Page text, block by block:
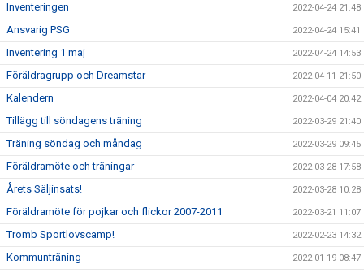
Inventeringen 2022-04-24 21:48
Ansvarig PSG 2022-04-24 15:41
Inventering 1 maj 2022-04-24 14:53
Föräldragrupp och Dreamstar 2022-04-11 21:50
Kalendern 2022-04-04 20:42
Tillägg till söndagens träning 2022-03-29 21:40
Träning söndag och måndag 2022-03-29 09:45
Föräldramöte och träningar 2022-03-28 17:58
Årets Säljinsats! 2022-03-28 10:28
Föräldramöte för pojkar och flickor 2007-2011 2022-03-21 11:07
Tromb Sportlovscamp! 2022-02-23 14:32
Kommunträning 2022-01-19 08:47